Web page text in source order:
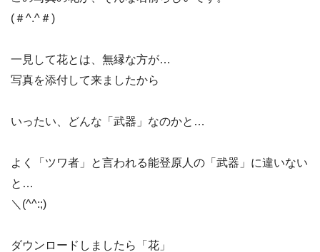
(＃^.^＃)
一見して花とは、無縁な方が…
写真を添付して来ましたから
いったい、どんな「武器」なのかと…
よく「ツワ者」と言われる能登原人の「武器」に違いない
と…
＼(^^:;)
ダウンロードしましたら「花」